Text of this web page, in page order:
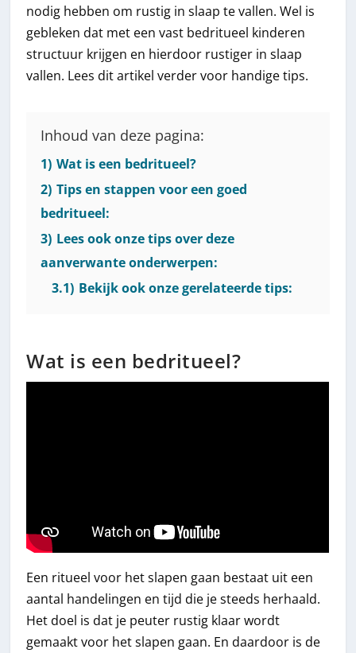
nodig hebben om rustig in slaap te vallen. Wel is
gebleken dat met een vast bedritueel kinderen
structuur krijgen en hierdoor rustiger in slaap
vallen. Lees dit artikel verder voor handige tips.
Inhoud van deze pagina:
1) Wat is een bedritueel?
2) Tips en stappen voor een goed
bedritueel:
3) Lees ook onze tips over deze
aanverwante onderwerpen:
3.1) Bekijk ook onze gerelateerde tips:
Wat is een bedritueel?
Een ritueel voor het slapen gaan bestaat uit een
aantal handelingen en tijd die je steeds herhaald.
Het doel is dat je peuter rustig klaar wordt
gemaakt voor het slapen gaan. En daardoor is de